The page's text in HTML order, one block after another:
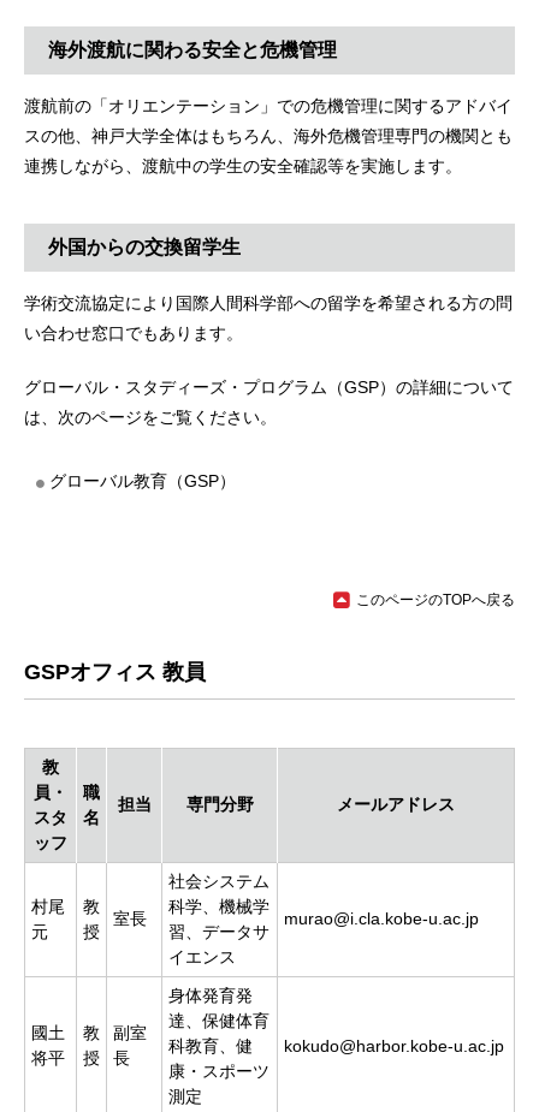
海外渡航に関わる安全と危機管理
渡航前の「オリエンテーション」での危機管理に関するアドバイ
スの他、神戸大学全体はもちろん、海外危機管理専門の機関とも
連携しながら、渡航中の学生の安全確認等を実施します。
外国からの交換留学生
学術交流協定により国際人間科学部への留学を希望される方の問
い合わせ窓口でもあります。
グローバル・スタディーズ・プログラム（GSP）の詳細について
は、次のページをご覧ください。
グローバル教育（GSP）
このページのTOPへ戻る
GSPオフィス 教員
教
員・
スタ
ッフ
職
名
担当 専門分野 メールアドレス
村尾
元
教
授
室長
社会システム
科学、機械学
習、データサ
イエンス
murao@i.cla.kobe-u.ac.jp
國土
将平
教
授
副室
長
身体発育発
達、保健体育
科教育、健
康・スポーツ
測定
kokudo@harbor.kobe-u.ac.jp